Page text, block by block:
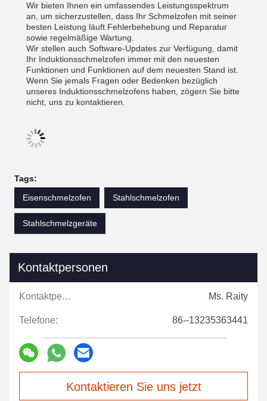
Wir bieten Ihnen ein umfassendes Leistungsspektrum
an, um sicherzustellen, dass Ihr Schmelzofen mit seiner
besten Leistung läuft.Fehlerbehebung und Reparatur
sowie regelmäßige Wartung.
Wir stellen auch Software-Updates zur Verfügung, damit
Ihr Induktionsschmelzofen immer mit den neuesten
Funktionen und Funktionen auf dem neuesten Stand ist.
Wenn Sie jemals Fragen oder Bedenken bezüglich
unseres Induktionsschmelzofens haben, zögern Sie bitte
nicht, uns zu kontaktieren.
Tags:
Eisenschmelzofen
Stahlschmelzofen
Stahlschmelzgeräte
Kontaktpersonen
Kontaktpersonen: Ms. Raity
Telefone: 86--13235363441
Kontaktieren Sie uns jetzt